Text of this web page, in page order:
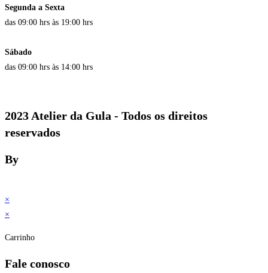
Segunda a Sexta
das 09:00 hrs às 19:00 hrs
Sábado
das 09:00 hrs às 14:00 hrs
2023 Atelier da Gula - Todos os direitos
reservados
By
×
×
Carrinho
Fale conosco